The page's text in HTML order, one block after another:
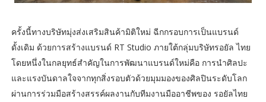
ครั้งนี้ทางบริษัทมุ่งส่งเสริมสินค้ามิติใหม่ ฉีกกรอบการเป็นแบรนด์
ดั้งเดิม ด้วยการสร้างแบรนด์ RT Studio ภายใต้กลุ่มบริษัทรอยัล ไทย
โดยหนึ่งในกลยุทธ์สำคัญในการพัฒนาแบรนด์ใหม่คือ การนำศิลปะ
และแรงบันดาลใจจากทุกสิ่งรอบตัวด้วยมุมมองของศิลปินระดับโลก
ผ่านการร่วมมือสร้างสรรค์ผลงานกับทีมงานมืออาชีพของ รอยัลไทย